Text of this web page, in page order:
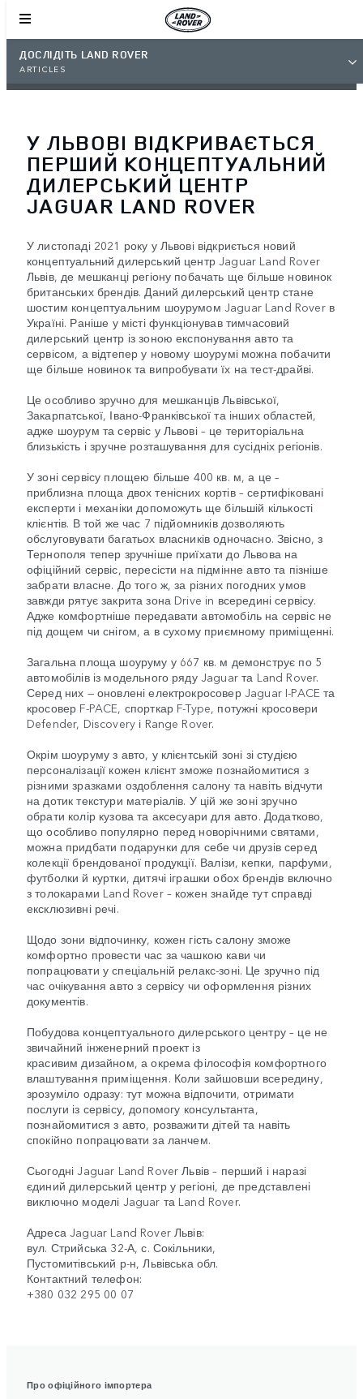
ДОСЛІДІТЬ LAND ROVER
ARTICLES
У ЛЬВОВІ ВІДКРИВАЄТЬСЯ
ПЕРШИЙ КОНЦЕПТУАЛЬНИЙ
ДИЛЕРСЬКИЙ ЦЕНТР
JAGUAR LAND ROVER
У листопаді 2021 року у Львові відкриється новий
концептуальний дилерський центр Jaguar Land Rover
Львів, де мешканці регіону побачать ще більше новинок
британських брендів. Даний дилерський центр стане
шостим концептуальним шоурумом Jaguar Land Rover в
Україні. Раніше у місті функціонував тимчасовий
дилерський центр із зоною експонування авто та
сервісом, а відтепер у новому шоурумі можна побачити
ще більше новинок та випробувати їх на тест-драйві.
Це особливо зручно для мешканців Львівської,
Закарпатської, Івано-Франківської та інших областей,
адже шоурум та сервіс у Львові – це територіальна
близькість і зручне розташування для сусідніх регіонів.
У зоні сервісу площею більше 400 кв. м, а це –
приблизна площа двох тенісних кортів – сертифіковані
експерти і механіки допоможуть ще більшій кількості
клієнтів. В той же час 7 підйомників дозволяють
обслуговувати багатьох власників одночасно. Звісно, з
Тернополя тепер зручніше приїхати до Львова на
офіційний сервіс, пересісти на підмінне авто та пізніше
забрати власне. До того ж, за різних погодних умов
завжди рятує закрита зона Drive in всередині сервісу.
Адже комфортніше передавати автомобіль на сервіс не
під дощем чи снігом, а в сухому приємному приміщенні.
Загальна площа шоуруму у 667 кв. м демонструє по 5
автомобілів із модельного ряду Jaguar та Land Rover.
Серед них — оновлені електрокросовер Jaguar I-PACE та
кросовер F-PACE, спорткар F-Type, потужні кросовери
Defender, Discovery і Range Rover.
Окрім шоуруму з авто, у клієнтській зоні зі студією
персоналізації кожен клієнт зможе познайомитися з
різними зразками оздоблення салону та навіть відчути
на дотик текстури матеріалів. У цій же зоні зручно
обрати колір кузова та аксесуари для авто. Додатково,
що особливо популярно перед новорічними святами,
можна придбати подарунки для себе чи друзів серед
колекції брендованої продукції. Валізи, кепки, парфуми,
футболки й куртки, дитячі іграшки обох брендів включно
з толокарами Land Rover – кожен знайде тут справді
ексклюзивні речі.
Щодо зони відпочинку, кожен гість салону зможе
комфортно провести час за чашкою кави чи
попрацювати у спеціальній релакс-зоні. Це зручно під
час очікування авто з сервісу чи оформлення різних
документів.
Побудова концептуального дилерського центру – це не
звичайний інженерний проект із
красивим дизайном, а окрема філософія комфортного
влаштування приміщення. Коли зайшовши всередину,
зрозуміло одразу: тут можна відпочити, отримати
послуги із сервісу, допомогу консультанта,
познайомитися з авто, розважити дітей та навіть
спокійно попрацювати за ланчем.
Сьогодні Jaguar Land Rover Львів – перший і наразі
єдиний дилерський центр у регіоні, де представлені
виключно моделі Jaguar та Land Rover.
Адреса Jaguar Land Rover Львів:
вул. Стрийська 32-А, с. Сокільники,
Пустомитівський р-н, Львівська обл.
Контактний телефон:
+380 032 295 00 07
Про офіційного імпортера